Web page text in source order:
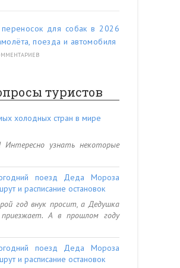
для собак в 2026
поезда и автомобиля
туристов
холодных стран в мире
узнать некоторые
поезд Деда Мороза
и расписание остановок
год внук просит, а Дедушка
А в прошлом году
поезд Деда Мороза
и расписание остановок